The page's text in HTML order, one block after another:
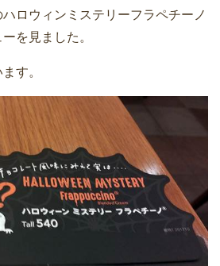
ロウィンミステリーフラペチーノ
を見ました。
す。